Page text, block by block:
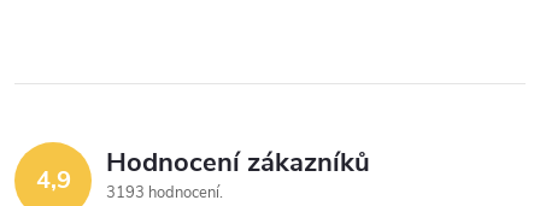
4,9 Hodnocení zákazníků
3193 hodnocení